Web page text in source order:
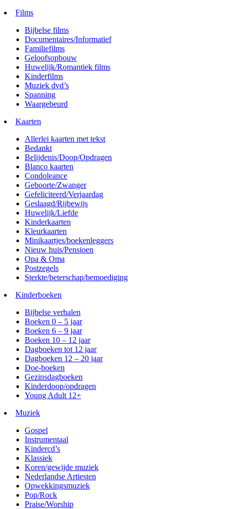
Films
Bijbelse films
Documentaires/Informatief
Familiefilms
Geloofsopbouw
Huwelijk/Romantiek films
Kinderfilms
Muziek dvd’s
Spanning
Waargebeurd
Kaarten
Allerlei kaarten met tekst
Bedankt
Belijdenis/Doop/Opdragen
Blanco kaarten
Condoleance
Geboorte/Zwanger
Gefeliciteerd/Verjaardag
Geslaagd/Rijbewijs
Huwelijk/Liefde
Kinderkaarten
Kleurkaarten
Minikaartjes/boekenleggers
Nieuw huis/Pensioen
Opa & Oma
Postzegels
Sterkte/beterschap/bemoediging
Kinderboeken
Bijbelse verhalen
Boeken 0 – 5 jaar
Boeken 6 – 9 jaar
Boeken 10 – 12 jaar
Dagboeken tot 12 jaar
Dagboeken 12 – 20 jaar
Doe-boeken
Gezinsdagboeken
Kinderdoop/opdragen
Young Adult 12+
Muziek
Gospel
Instrumentaal
Kindercd’s
Klassiek
Koren/gewijde muziek
Nederlandse Artiesten
Opwekkingsmuziek
Pop/Rock
Praise/Worship